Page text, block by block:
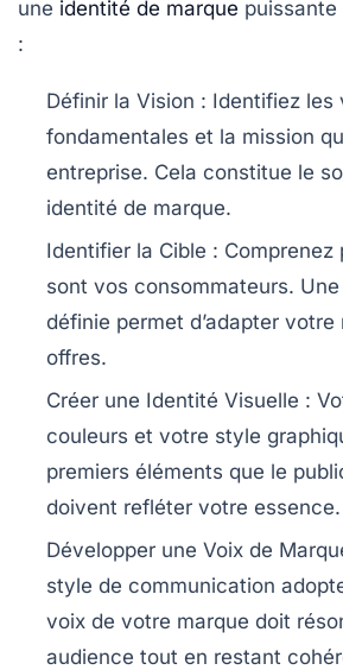
une identité de marque
:
Définir la Vision : Identifiez les
fondamentales et la mission
entreprise. Cela constitue le
identité de marque.
Identifier la Cible : Comprenez
sont vos consommateurs.
définie permet d’adapter
offres.
Créer une Identité Visuelle :
couleurs et votre style
premiers éléments que le
doivent refléter votre essence.
Développer une Voix de
style de communication
voix de votre marque doit
audience tout en restant